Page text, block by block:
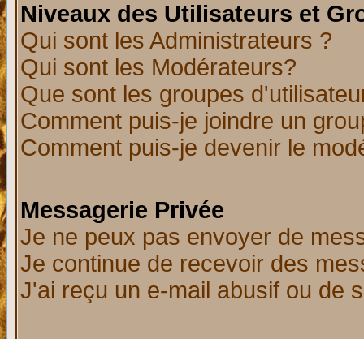
Niveaux des Utilisateurs et
Qui sont les Administrateurs ?
Qui sont les Modérateurs?
Que sont les groupes
Comment puis-je joindre un
Comment puis-je devenir le
Messagerie Privée
Je ne peux pas envoyer de
Je continue de recevoir des
J'ai reçu un e-mail abusif ou de